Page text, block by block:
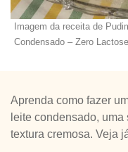
Imagem da receita de
Condensado – Zero
Aprenda como fazer
leite condensado,
textura cremosa. Veja